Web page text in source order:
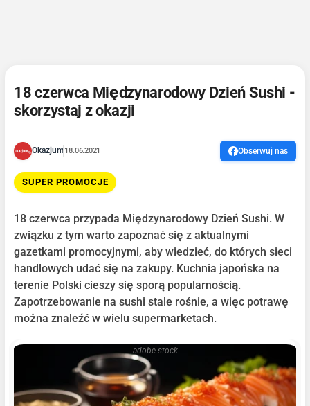
18 czerwca Międzynarodowy Dzień Sushi -
skorzystaj z okazji
Okazjum 18.06.2021 Obserwuj nas
SUPER PROMOCJE
18 czerwca przypada Międzynarodowy Dzień Sushi. W
związku z tym warto zapoznać się z aktualnymi
gazetkami promocyjnymi, aby wiedzieć, do których sieci
handlowych udać się na zakupy. Kuchnia japońska na
terenie Polski cieszy się sporą popularnością.
Zapotrzebowanie na sushi stale rośnie, a więc potrawę
można znaleźć w wielu supermarketach.
adobe stock